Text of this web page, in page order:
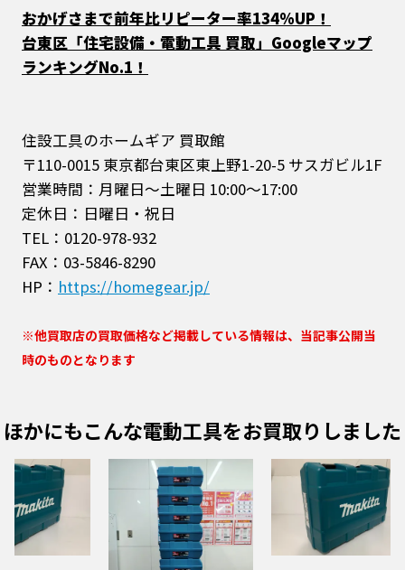
おかげさまで前年比リピーター率134%UP！
台東区「住宅設備・電動工具 買取」Googleマップ
ランキングNo.1！
住設工具のホームギア 買取館
〒110-0015 東京都台東区東上野1-20-5 サスガビル1F
営業時間：月曜日～土曜日 10:00～17:00
定休日：日曜日・祝日
TEL：0120-978-932
FAX：03-5846-8290
HP： https://homegear.jp/
※他買取店の買取価格など掲載している情報は、当記事公開当
時のものとなります
ほかにもこんな電動工具をお買取りしました